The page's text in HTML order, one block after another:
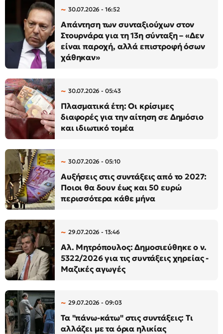
30.07.2026 - 16:52
Απάντηση των συνταξιούχων στον
Στουρνάρα για τη 13η σύνταξη – «Δεν
είναι παροχή, αλλά επιστροφή όσων
χάθηκαν»
30.07.2026 - 05:43
Πλασματικά έτη: Οι κρίσιμες
διαφορές για την αίτηση σε Δημόσιο
και ιδιωτικό τομέα
30.07.2026 - 05:10
Αυξήσεις στις συντάξεις από το 2027:
Ποιοι θα δουν έως και 50 ευρώ
περισσότερα κάθε μήνα
29.07.2026 - 13:46
Αλ. Μητρόπουλος: Δημοσιεύθηκε ο ν.
5322/2026 για τις συντάξεις χηρείας -
Μαζικές αγωγές
29.07.2026 - 09:03
Τα "πάνω-κάτω" στις συντάξεις: Τι
αλλάζει με τα όρια ηλικίας